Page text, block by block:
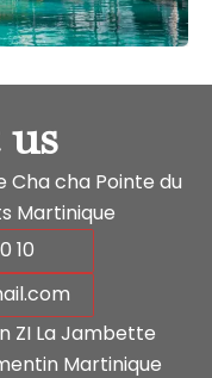
Cha cha Pointe du
Martinique
10
ZI La Jambette
Martinique